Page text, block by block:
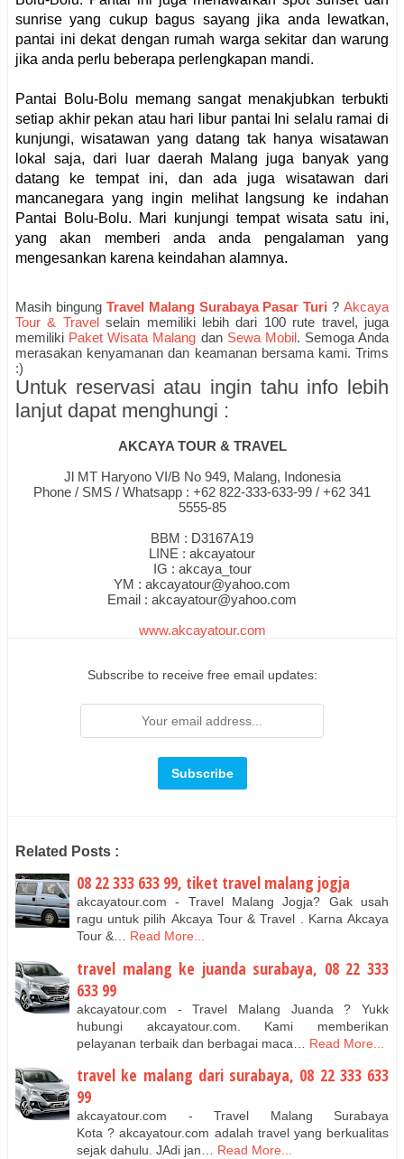
sunrise yang cukup bagus sayang jika anda lewatkan,
pantai ini dekat dengan rumah warga sekitar dan warung
jika anda perlu beberapa perlengkapan mandi.
Pantai Bolu-Bolu memang sangat menakjubkan terbukti
setiap akhir pekan atau hari libur pantai Ini selalu ramai di
kunjungi, wisatawan yang datang tak hanya wisatawan
lokal saja, dari luar daerah Malang juga banyak yang
datang ke tempat ini, dan ada juga wisatawan dari
mancanegara yang ingin melihat langsung ke indahan
Pantai Bolu-Bolu. Mari kunjungi tempat wisata satu ini,
yang akan memberi anda anda pengalaman yang
mengesankan karena keindahan alamnya.
Masih bingung Travel Malang Surabaya Pasar Turi ? Akcaya
Tour & Travelselain memiliki lebih dari 100 rute travel, juga
memiliki Paket Wisata Malang dan Sewa Mobil. Semoga Anda
merasakan kenyamanan dan keamanan bersama kami. Trims
:)
Untuk reservasi atau ingin tahu info lebih
lanjut dapat menghungi :
AKCAYA TOUR & TRAVEL
Jl MT Haryono VI/B No 949, Malang, Indonesia
Phone / SMS / Whatsapp : +62 822-333-633-99 / +62 341
5555-85
BBM : D3167A19
LINE : akcayatour
IG : akcaya_tour
YM : akcayatour@yahoo.com
Email : akcayatour@yahoo.com
www.akcayatour.com
Subscribe to receive free email updates:
Related Posts :
08 22 333 633 99, tiket travel malang jogja
akcayatour.com - Travel Malang Jogja? Gak usah
ragu untuk pilih Akcaya Tour & Travel . Karna Akcaya
Tour &… Read More...
travel malang ke juanda surabaya, 08 22 333
633 99
akcayatour.com - Travel Malang Juanda ? Yukk
hubungi akcayatour.com. Kami memberikan
pelayanan terbaik dan berbagai maca…
Read More...
travel ke malang dari surabaya, 08 22 333 633
99
akcayatour.com - Travel Malang Surabaya
Kota ? akcayatour.com adalah travel yang berkualitas
sejak dahulu. JAdi jan… Read More...